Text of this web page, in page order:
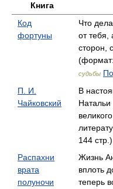
Книга
Код
фортуны
Что
от тебя,
сторон,
судьбы
П. И.
Чайковский
В
Натальи
144 стр.)
Распахни
врата
полуночи
Жизнь
вплоть
теперь